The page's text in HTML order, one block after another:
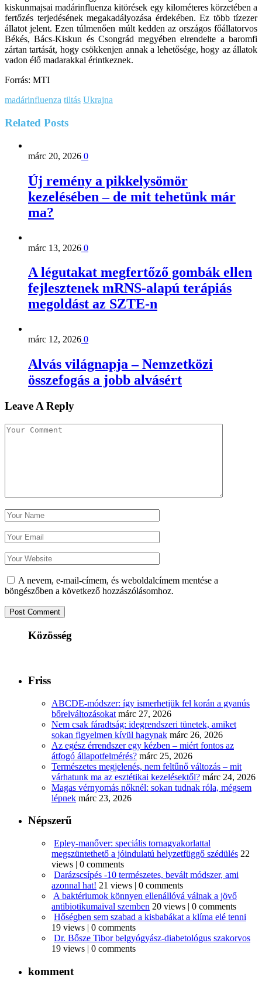
kiskunmajsai madárinfluenza kitörések egy kilométeres körzetében a
fertőzés terjedésének megakadályozása érdekében. Ez több tízezer
állatot jelent. Ezen túlmenően múlt kedden az országos főállatorvos
Békés, Bács-Kiskun és Csongrád megyében elrendelte a baromfi
zártan tartását, hogy csökkenjen annak a lehetősége, hogy az állatok
vadon élő madarakkal érintkeznek.
Forrás: MTI
madárinfluenza tiltás Ukrajna
Related Posts
márc 20, 2026 0
Új remény a pikkelysömör
kezelésében – de mit tehetünk már
ma?
márc 13, 2026 0
A légutakat megfertőző gombák ellen
fejlesztenek mRNS-alapú terápiás
megoldást az SZTE-n
márc 12, 2026 0
Alvás világnapja – Nemzetközi
összefogás a jobb alvásért
Leave A Reply
A nevem, e-mail-címem, és weboldalcímem mentése a
böngészőben a következő hozzászólásomhoz.
Közösség
Friss
ABCDE‑módszer: így ismerhetjük fel korán a gyanús
bőrelváltozásokat márc 27, 2026
Nem csak fáradtság: idegrendszeri tünetek, amiket
sokan figyelmen kívül hagynak márc 26, 2026
Az egész érrendszer egy kézben – miért fontos az
átfogó állapotfelmérés? márc 25, 2026
Természetes megjelenés, nem feltűnő változás – mit
várhatunk ma az esztétikai kezelésektől? márc 24, 2026
Magas vérnyomás nőknél: sokan tudnak róla, mégsem
lépnek márc 23, 2026
Népszerű
Epley-manőver: speciális tornagyakorlattal
megszüntethető a jóindulatú helyzetfüggő szédülés 22
views | 0 comments
Darázscsípés -10 természetes, bevált módszer, ami
azonnal hat! 21 views | 0 comments
A baktériumok könnyen ellenállóvá válnak a jövő
antibiotikumaival szemben 20 views | 0 comments
Hőségben sem szabad a kisbabákat a klíma elé tenni
19 views | 0 comments
Dr. Bősze Tibor belgyógyász-diabetológus szakorvos
19 views | 0 comments
komment